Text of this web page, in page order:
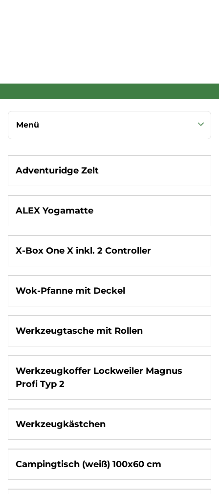
Menü
Alle Produkte anzeigen
Garten
Küche & Haushalt
Party & Feier
Reise
Sport & Freizeit
Werkzeug & Renovierung
Adventuridge Zelt
ALEX Yogamatte
X-Box One X inkl. 2 Controller
Wok-Pfanne mit Deckel
Werkzeugtasche mit Rollen
Werkzeugkoffer Lockweiler Magnus
Profi Typ 2
Werkzeugkästchen
Campingtisch (weiß) 100x60 cm